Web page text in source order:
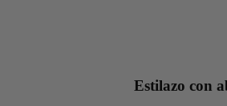
Estilazo con